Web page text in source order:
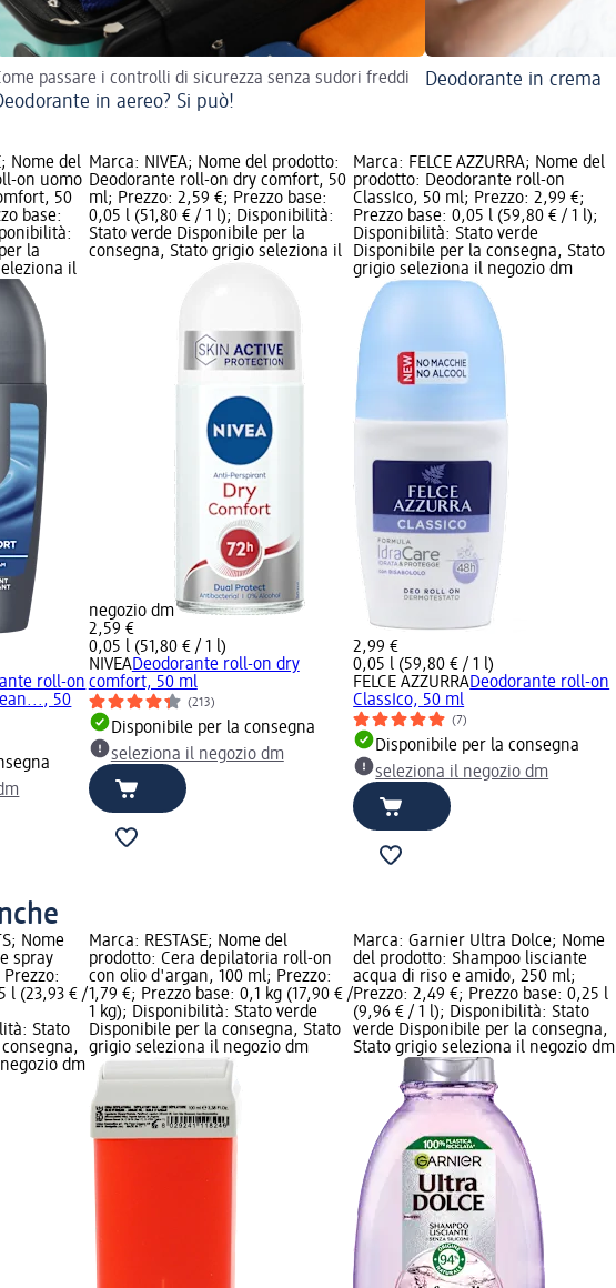
passare i controlli di sicurezza senza sudori freddi
Deodorante in aereo? Si può!
Deodorante in crema
Nome del
on uomo
50
base:
la
il
roll-on
50
Marca: NIVEA; Nome del prodotto:
Deodorante roll-on dry comfort, 50
ml; Prezzo: 2,59 €; Prezzo base:
0,05 l (51,80 € / 1 l); Disponibilità:
Stato verde Disponibile per la
consegna, Stato grigio seleziona il
negozio dm
2,59 €
0,05 l (51,80 € / 1 l)
NIVEADeodorante roll-on dry
comfort, 50 ml
(213)
Disponibile per la consegna
seleziona il negozio dm
Marca: FELCE AZZURRA; Nome del
prodotto: Deodorante roll-on
ClassIco, 50 ml; Prezzo: 2,99 €;
Prezzo base: 0,05 l (59,80 € / 1 l);
Disponibilità: Stato verde
Disponibile per la consegna, Stato
grigio seleziona il negozio dm
2,99 €
0,05 l (59,80 € / 1 l)
FELCE AZZURRADeodorante roll-on
ClassIco, 50 ml
(7)
Disponibile per la consegna
seleziona il negozio dm
Nome
spray
Prezzo:
l (23,93 € /
Stato
dm
Marca: RESTASE; Nome del
prodotto: Cera depilatoria roll-on
con olio d'argan, 100 ml; Prezzo:
1,79 €; Prezzo base: 0,1 kg (17,90 € /
1 kg); Disponibilità: Stato verde
Disponibile per la consegna, Stato
grigio seleziona il negozio dm
Marca: Garnier Ultra Dolce; Nome
del prodotto: Shampoo lisciante
acqua di riso e amido, 250 ml;
Prezzo: 2,49 €; Prezzo base: 0,25 l
(9,96 € / 1 l); Disponibilità: Stato
verde Disponibile per la consegna,
Stato grigio seleziona il negozio dm